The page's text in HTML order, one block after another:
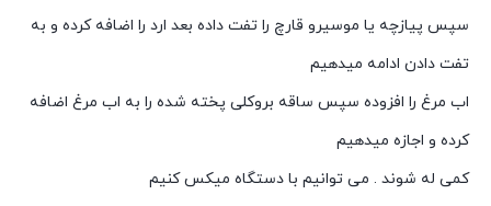
سپس پیازچه یا موسیرو قارچ را تفت داده بعد ارد را اضافه کرده و به
تفت دادن ادامه میدهیم
اب مرغ را افزوده سپس ساقه بروکلی پخته شده را به اب مرغ اضافه
کرده و اجازه میدهیم
کمی له شوند . می توانیم با دستگاه میکس کنیم